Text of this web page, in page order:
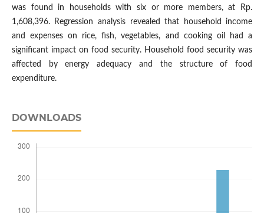
was found in households with six or more members, at Rp.
1,608,396. Regression analysis revealed that household income
and expenses on rice, fish, vegetables, and cooking oil had a
significant impact on food security. Household food security was
affected by energy adequacy and the structure of food
expenditure.
DOWNLOADS